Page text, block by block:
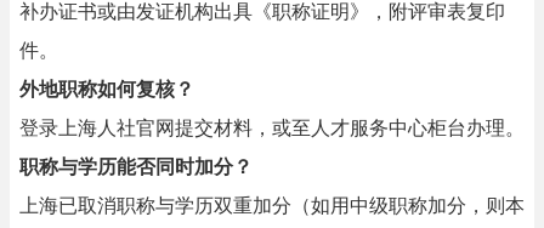
补办证书或由发证机构出具《职称证明》，附评审表复印
件。
外地职称如何复核？
登录上海人社官网提交材料，或至人才服务中心柜台办理。
职称与学历能否同时加分？
上海已取消职称与学历双重加分（如用中级职称加分，则本